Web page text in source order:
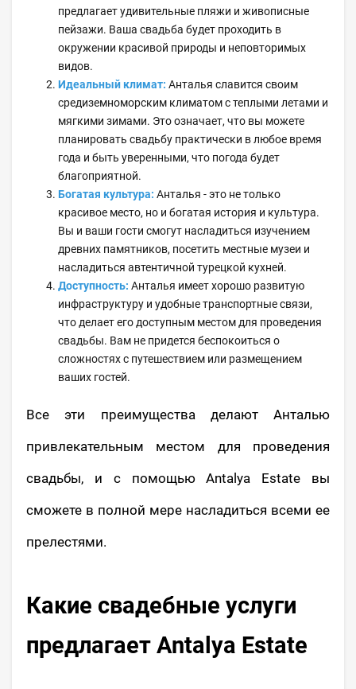
предлагает удивительные пляжи и живописные
пейзажи. Ваша свадьба будет проходить в
окружении красивой природы и неповторимых
видов.
Идеальный климат: Анталья славится своим
средиземноморским климатом с теплыми летами и
мягкими зимами. Это означает, что вы можете
планировать свадьбу практически в любое время
года и быть уверенными, что погода будет
благоприятной.
Богатая культура: Анталья - это не только
красивое место, но и богатая история и культура.
Вы и ваши гости смогут насладиться изучением
древних памятников, посетить местные музеи и
насладиться автентичной турецкой кухней.
Доступность: Анталья имеет хорошо развитую
инфраструктуру и удобные транспортные связи,
что делает его доступным местом для проведения
свадьбы. Вам не придется беспокоиться о
сложностях с путешествием или размещением
ваших гостей.
Все эти преимущества делают Анталью
привлекательным местом для проведения
свадьбы, и с помощью Antalya Estate вы
сможете в полной мере насладиться всеми ее
прелестями.
Какие свадебные услуги
предлагает Antalya Estate